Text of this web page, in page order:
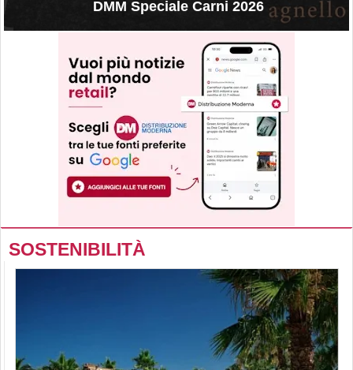
DMM Speciale Carni 2026
SOSTENIBILITÀ